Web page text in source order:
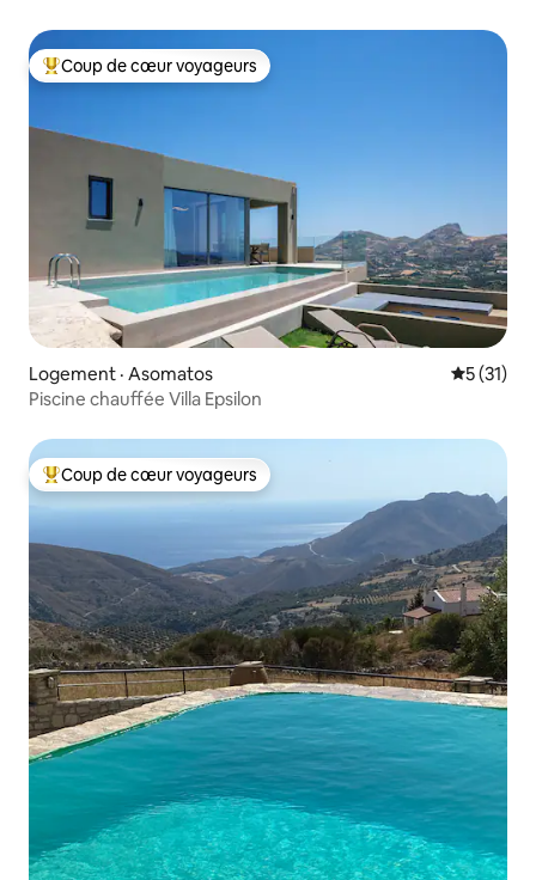
Coup de cœur voyageurs parmi les plus aimés
Coup de cœur voyageurs
Logement · Asomatos Note
5 (31)
Piscine chauffée Villa Epsilon
Coup de cœur voyageurs parmi les plus aimés
Coup de cœur voyageurs